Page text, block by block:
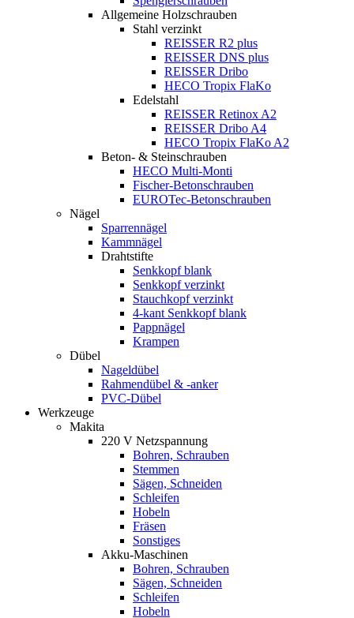
Allgemeine Holzschrauben
Stahl verzinkt
REISSER R2 plus
REISSER DNS plus
REISSER Dribo
HECO Tropix FlaKo
Edelstahl
REISSER Retinox A2
REISSER Dribo A4
HECO Tropix FlaKo A2
Beton- & Steinschrauben
HECO Multi-Monti
Fischer-Betonschrauben
EUROTec-Betonschrauben
Nägel
Sparrennägel
Kammnägel
Drahtstifte
Senkkopf blank
Senkkopf verzinkt
Stauchkopf verzinkt
4-kant Senkkopf blank
Pappnägel
Krampen
Dübel
Nageldübel
Rahmendübel & -anker
PVC-Dübel
Werkzeuge
Makita
220 V Netzspannung
Bohren, Schrauben
Stemmen
Sägen, Schneiden
Schleifen
Hobeln
Fräsen
Sonstiges
Akku-Maschinen
Bohren, Schrauben
Sägen, Schneiden
Schleifen
Hobeln